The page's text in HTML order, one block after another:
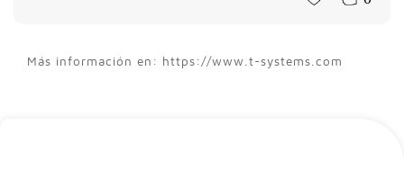
Más información en: https://www.t-systems.com